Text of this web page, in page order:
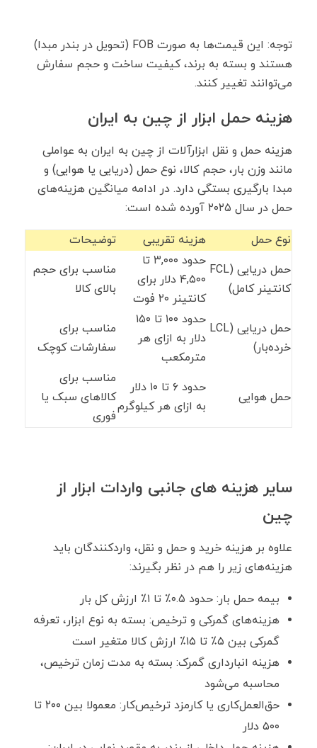
توجه: این قیمت‌ها به صورت FOB (تحویل در بندر مبدا)
هستند و بسته به برند، کیفیت ساخت و حجم سفارش
می‌توانند تغییر کنند.
هزینه حمل ابزار از چین به ایران
هزینه حمل ‌و نقل ابزارآلات از چین به ایران به عواملی
مانند وزن بار، حجم کالا، نوع حمل (دریایی یا هوایی) و
مبدا بارگیری بستگی دارد. در ادامه میانگین هزینه‌های
حمل در سال ۲۰۲۵ آورده شده است:
نوع حمل هزینه تقریبی
توضیحات
حمل دریایی (FCL
کانتینر کامل)
حدود ۳,۰۰۰ تا
۴,۵۰۰ دلار برای
کانتینر ۲۰ فوت
مناسب برای حجم
بالای کالا
حمل دریایی (LCL
خرده‌بار)
حدود ۱۰۰ تا ۱۵۰
دلار به ازای هر
مترمکعب
مناسب برای
سفارشات کوچک
حمل هوایی
حدود ۶ تا ۱۰ دلار
به ازای هر کیلوگرم
مناسب برای
کالاهای سبک یا
فوری
سایر هزینه های جانبی واردات ابزار از
چین
علاوه بر هزینه خرید و حمل ‌و نقل، واردکنندگان باید
هزینه‌های زیر را هم در نظر بگیرند:
بیمه حمل بار: حدود ۰.۵٪ تا ۱٪ ارزش کل بار
هزینه‌های گمرکی و ترخیص: بسته به نوع ابزار، تعرفه
گمرکی بین ۵٪ تا ۱۵٪ ارزش کالا متغیر است
هزینه انبارداری گمرک: بسته به مدت زمان ترخیص،
محاسبه می‌شود
حق‌العمل‌کاری یا کارمزد ترخیص‌کار: معمولا بین ۲۰۰ تا
۵۰۰ دلار